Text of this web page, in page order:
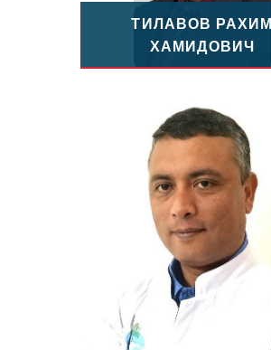
ТИЛАВОВ РАХИМ
ХАМИДОВИЧ